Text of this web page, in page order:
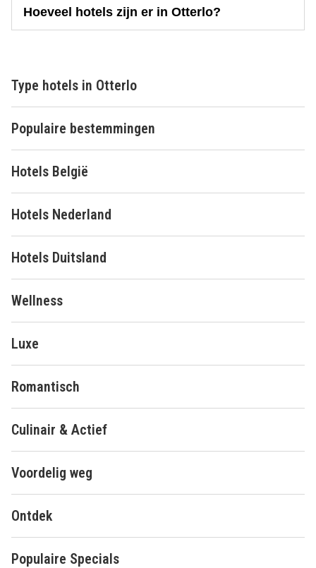
Hoeveel hotels zijn er in Otterlo?
Type hotels in Otterlo
Populaire bestemmingen
Hotels België
Hotels Nederland
Hotels Duitsland
Wellness
Luxe
Romantisch
Culinair & Actief
Voordelig weg
Ontdek
Populaire Specials